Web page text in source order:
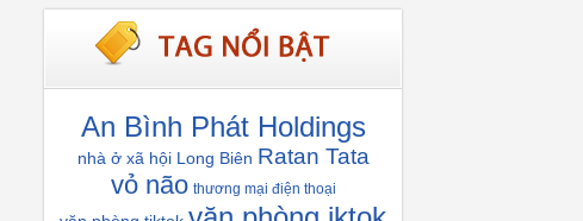
An Bình Phát Holdings
nhà ở xã hội Long Biên Ratan Tata
vỏ não thương mại điện thoại